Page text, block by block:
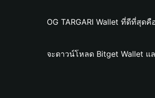
OG TARGARI Wallet ที่ดีที่สุดคื
จะดาวน์โหลด Bitget Wallet แล